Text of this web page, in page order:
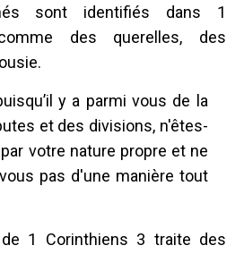
sont identifiés dans 1
des querelles, des
y a parmi vous de la
et des divisions, n'êtes-
votre nature propre et ne
pas d'une manière tout
1 Corinthiens 3 traite des